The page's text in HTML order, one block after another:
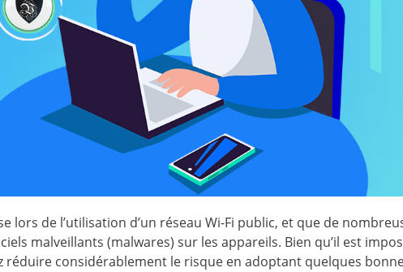
lors de l’utilisation d’un réseau Wi-Fi public, et que de
malveillants (malwares) sur les appareils. Bien qu’il est
réduire considérablement le risque en adoptant quelques